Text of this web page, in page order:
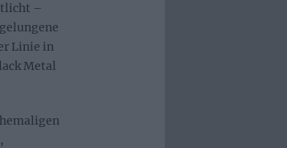
–
Linie in
Metal